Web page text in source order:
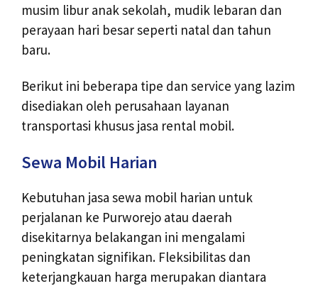
musim libur anak sekolah, mudik lebaran dan
perayaan hari besar seperti natal dan tahun
baru.
Berikut ini beberapa tipe dan service yang lazim
disediakan oleh perusahaan layanan
transportasi khusus jasa rental mobil.
Sewa Mobil Harian
Kebutuhan jasa sewa mobil harian untuk
perjalanan ke Purworejo atau daerah
disekitarnya belakangan ini mengalami
peningkatan signifikan. Fleksibilitas dan
keterjangkauan harga merupakan diantara